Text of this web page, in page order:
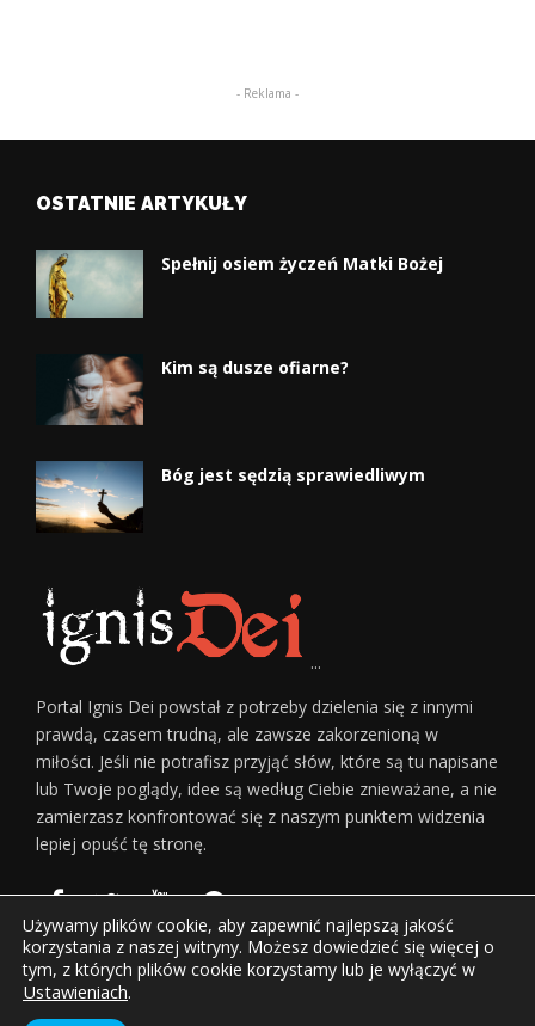
- Reklama -
OSTATNIE ARTYKUŁY
Spełnij osiem życzeń Matki Bożej
Kim są dusze ofiarne?
Bóg jest sędzią sprawiedliwym
...
Portal Ignis Dei powstał z potrzeby dzielenia się z innymi
prawdą, czasem trudną, ale zawsze zakorzenioną w
miłości. Jeśli nie potrafisz przyjąć słów, które są tu napisane
lub Twoje poglądy, idee są według Ciebie znieważane, a nie
zamierzasz konfrontować się z naszym punktem widzenia
lepiej opuść tę stronę.
Home O Nas
© CopyrightGórnicki Invest sp. z o.o.
Używamy plików cookie, aby zapewnić najlepszą jakość
korzystania z naszej witryny. Możesz dowiedzieć się więcej o
tym, z których plików cookie korzystamy lub je wyłączyć w
Ustawieniach.